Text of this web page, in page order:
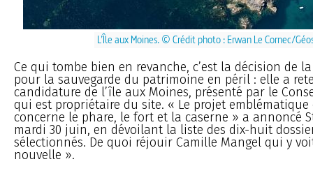
L’Île aux Moines. © Crédit photo : Erwan Le Cornec/
Ce qui tombe bien en revanche, c’est la décision de
pour la sauvegarde du patrimoine en péril : elle a
candidature de l’île aux Moines, présenté par le
qui est propriétaire du site. « Le projet emblématique
concerne le phare, le fort et la caserne » a annoncé
mardi 30 juin, en dévoilant la liste des dix-huit
sélectionnés. De quoi réjouir Camille Mangel qui y
nouvelle ».